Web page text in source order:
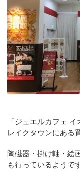
「ジュエルカフェ
レイクタウンにある
陶磁器・掛け軸・絵
も行っているようです